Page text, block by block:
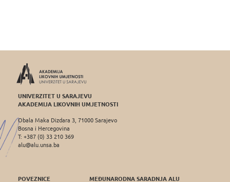
UNIVERZITET U SARAJEVU
AKADEMIJA LIKOVNIH UMJETNOSTI
Obala Maka Dizdara 3, 71000 Sarajevo
Bosna i Hercegovina
T: +387 (0) 33 210 369
alu@alu.unsa.ba
POVEZNICE MEĐUNARODNA SARADNJA ALU